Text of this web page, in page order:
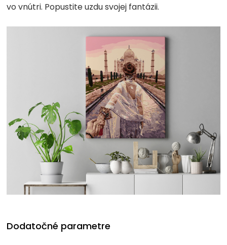
vo vnútri. Popustite uzdu svojej fantázii.
Dodatočné parametre